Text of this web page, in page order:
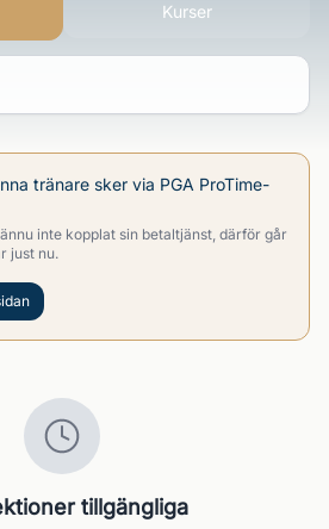
Kurser
tränare sker via PGA ProTime-
inte kopplat sin betaltjänst, därför går
just nu.
tillgängliga